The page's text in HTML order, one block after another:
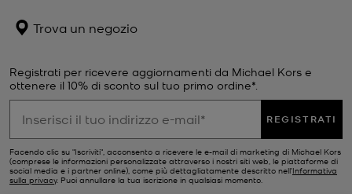
Trova un negozio
Registrati per ricevere aggiornamenti da Michael Kors e
ottenere il 10% di sconto sul tuo primo ordine*.
REGISTRATI
Facendo clic su "Iscriviti", acconsento a ricevere le e-mail di marketing di Michael Kors
(comprese le informazioni personalizzate attraverso i nostri siti web, le piattaforme di
social media e i partner online), come più dettagliatamente descritto nell’Informativa
sulla privacy. Puoi annullare la tua iscrizione in qualsiasi momento.